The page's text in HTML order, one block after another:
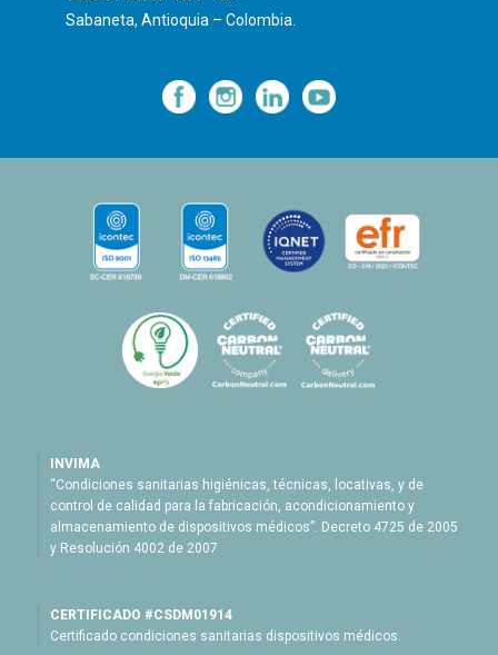
Sabaneta, Antioquia – Colombia.
— — —
INVIMA
“Condiciones sanitarias higiénicas, técnicas, locativas, y de
control de calidad para la fabricación, acondicionamiento y
almacenamiento de dispositivos médicos”. Decreto 4725 de 2005
y Resolución 4002 de 2007
CERTIFICADO #CSDM01914
Certificado condiciones sanitarias dispositivos médicos.